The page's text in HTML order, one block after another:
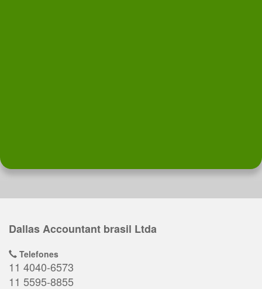
Dallas Accountant brasil Ltda
Telefones
11 4040-6573
11 5595-8855